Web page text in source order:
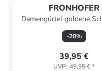
FRONHOFER
Damengürtel goldene
Schwarz
-20%
39,95 €
UVP: 49,95 €*